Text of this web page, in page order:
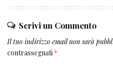
Scrivi un Commento
Il tuo indirizzo email non sarà
contrassegnati *